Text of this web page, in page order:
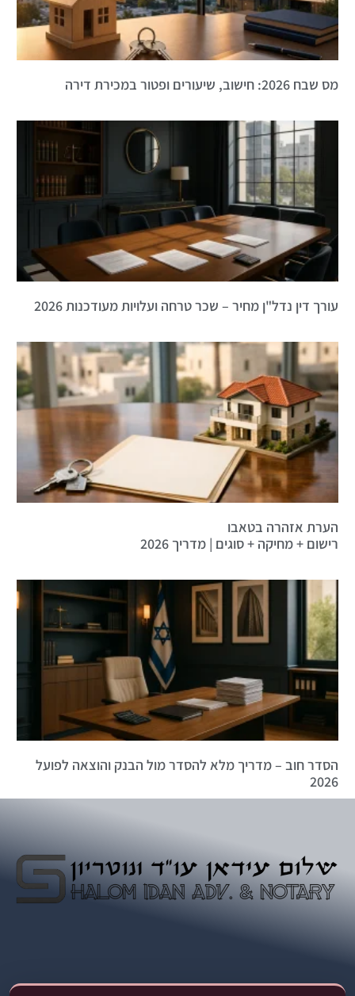
מס שבח 2026: חישוב, שיעורים ופטור במכירת דירה
עורך דין נדל"ן מחיר – שכר טרחה ועלויות מעודכנות 2026
הערת אזהרה בטאבו
רישום + מחיקה + סוגים | מדריך 2026
הסדר חוב – מדריך מלא להסדר מול הבנק והוצאה לפועל
2026